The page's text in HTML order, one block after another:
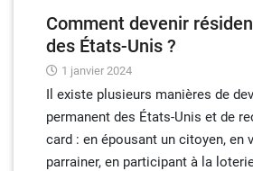
Comment devenir
des États-Unis ?
1 janvier 2024
Il existe plusieurs manières de
permanent des États-Unis et de
card : en épousant un citoyen, en
parrainer, en participant à la